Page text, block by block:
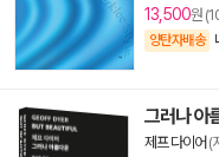
13,500원
양탄자배송
그러나 아
제프 다이어 (